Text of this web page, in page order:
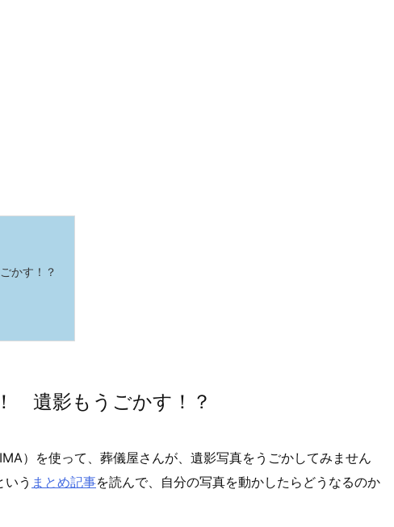
かす！？
遺影もうごかす！？
）を使って、葬儀屋さんが、遺影写真をうごかしてみません
う まとめ記事を読んで、自分の写真を動かしたらどうなるのか